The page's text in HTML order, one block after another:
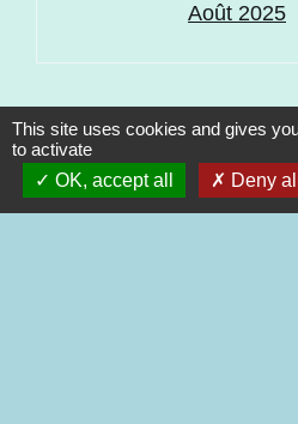
Août 2025
This site uses cookies and gives
to activate
OK, accept all
Deny